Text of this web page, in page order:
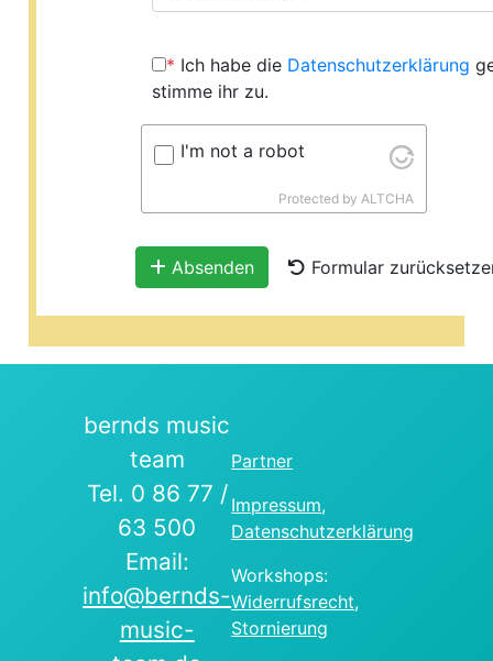
bernds music
team
Tel. 0 86 77 /
63 500
Email:
info@bernds-
music-
Partner
Impressum,
Datenschutzerklärung
Workshops:
Widerrufsrecht,
Stornierung